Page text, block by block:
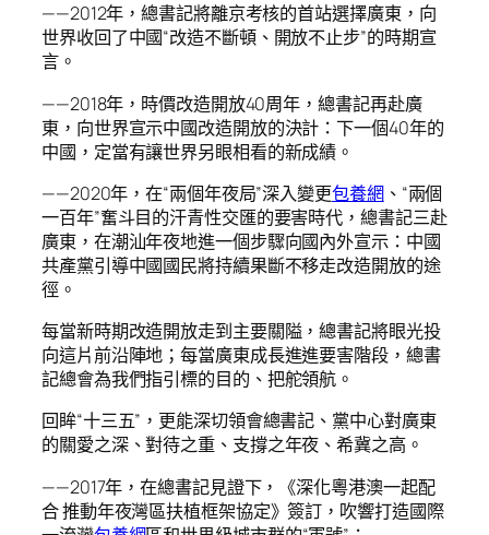
——2012年，總書記將離京考核的首站選擇廣東，向
世界收回了中國“改造不斷頓、開放不止步”的時期宣
言。
——2018年，時價改造開放40周年，總書記再赴廣
東，向世界宣示中國改造開放的決計：下一個40年的
中國，定當有讓世界另眼相看的新成績。
——2020年，在“兩個年夜局”深入變更包養網、“兩個
一百年”奮斗目的汗青性交匯的要害時代，總書記三赴
廣東，在潮汕年夜地進一個步驟向國內外宣示：中國
共產黨引導中國國民將持續果斷不移走改造開放的途
徑。
每當新時期改造開放走到主要關隘，總書記將眼光投
向這片前沿陣地；每當廣東成長進進要害階段，總書
記總會為我們指引標的目的、把舵領航。
回眸“十三五”，更能深切領會總書記、黨中心對廣東
的關愛之深、對待之重、支撐之年夜、希冀之高。
——2017年，在總書記見證下，《深化粵港澳一起配
合 推動年夜灣區扶植框架協定》簽訂，吹響打造國際